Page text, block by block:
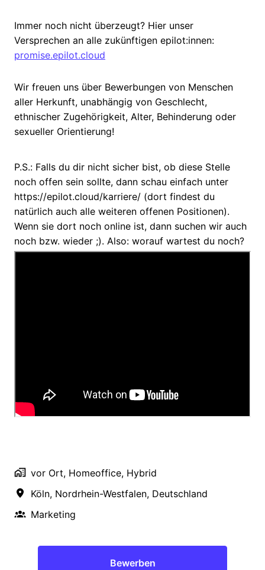
Immer noch nicht überzeugt? Hier unser
Versprechen an alle zukünftigen epilot:innen:
promise.epilot.cloud
Wir freuen uns über Bewerbungen von Menschen
aller Herkunft, unabhängig von Geschlecht,
ethnischer Zugehörigkeit, Alter, Behinderung oder
sexueller Orientierung!
P.S.: Falls du dir nicht sicher bist, ob diese Stelle
noch offen sein sollte, dann schau einfach unter
https://epilot.cloud/karriere/ (dort findest du
natürlich auch alle weiteren offenen Positionen).
Wenn sie dort noch online ist, dann suchen wir auch
noch bzw. wieder ;). Also: worauf wartest du noch?
vor Ort, Homeoffice, Hybrid
Köln, Nordrhein-Westfalen, Deutschland
Marketing
Bewerben